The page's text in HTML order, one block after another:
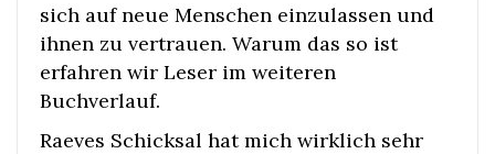
sich auf neue Menschen einzulassen und
ihnen zu vertrauen. Warum das so ist
erfahren wir Leser im weiteren
Buchverlauf.
Raeves Schicksal hat mich wirklich sehr